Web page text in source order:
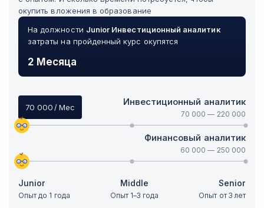
окупить вложения в образование
На должности Junior Инвестиционный аналитик
затраты на пройденный курс окупятся
2 Месяца
70 000 / Мес Инвестиционный аналитик
70 000 — 220 000
Финансовый аналитик
60 000 — 250 000
Junior
Опыт до 1 года
Middle
Опыт 1–3 года
Senior
Опыт от 3 лет